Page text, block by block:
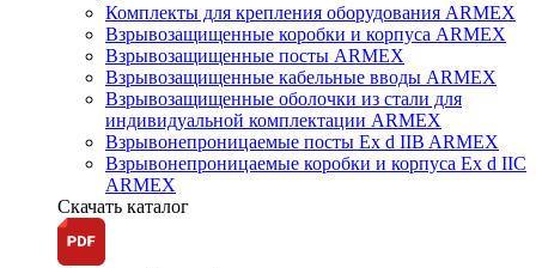
Комплекты для крепления оборудования ARMEX
Взрывозащищенные коробки и корпуса ARMEX
Взрывозащищенные посты ARMEX
Взрывозащищенные кабельные вводы ARMEX
Взрывозащищенные оболочки из стали для
индивидуальной комплектации ARMEX
Взрывонепроницаемые посты Ex d IIB ARMEX
Взрывонепроницаемые коробки и корпуса Ex d IIС
ARMEX
Скачать каталог